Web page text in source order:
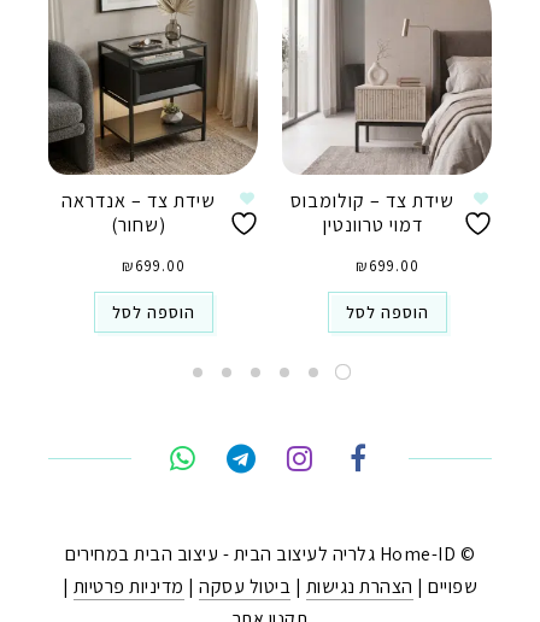
שידת צד – קולומבוס
דמוי טרוונטין
₪699.00
הוספה לסל
שידת צד – אנדראה
(שחור)
₪699.00
הוספה לסל
© Home-ID גלריה לעיצוב הבית - עיצוב הבית במחירים
שפויים | הצהרת נגישות | ביטול עסקה| מדיניות פרטיות |